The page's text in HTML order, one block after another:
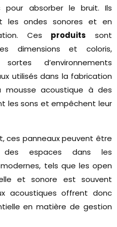
pour absorber le bruit. Ils
les ondes sonores et en
Ces produits sont
dimensions et coloris,
d’environnements
utilisés dans la fabrication
acoustique à des
les sons et empêchent leur
ces panneaux peuvent être
des espaces dans les
tels que les open
et sonore est souvent
acoustiques offrent donc
en matière de gestion